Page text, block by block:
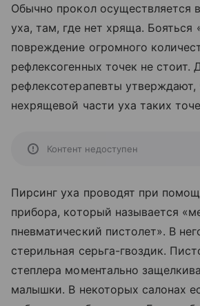
Обычно прокол осуществляется
уха, там, где нет хряща. Бояться
повреждение огромного
рефлексогенных точек не стоит.
рефлексотерапевты утверждают,
нехрящевой части уха таких
Контент недоступен
Пирсинг уха проводят при
прибора, который называется
пневматический пистолет». В
стерильная серьга-гвоздик.
степлера моментально
малышки. В некоторых салонах